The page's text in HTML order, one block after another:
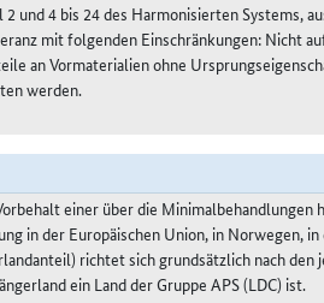
und 4 bis 24 des Harmonisierten Systems,
mit folgenden Einschränkungen: Nicht
an Vormaterialien ohne
werden.
einer über die Minimalbehandlungen
in der Europäischen Union, in Norwegen,
richtet sich grundsätzlich nach
ein Land der Gruppe APS (LDC) ist.